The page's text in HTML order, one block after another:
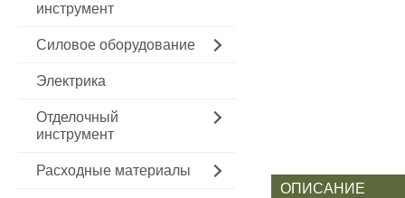
инструмент
Силовое оборудование
Электрика
Отделочный
инструмент
Расходные материалы
ОПИСАНИЕ